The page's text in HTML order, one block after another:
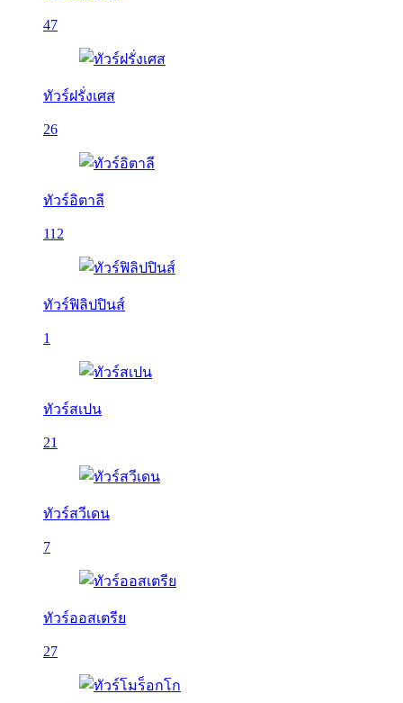
47
ทัวร์ฝรั่งเศส
26
ทัวร์อิตาลี
112
ทัวร์ฟิลิปปินส์
1
ทัวร์สเปน
21
ทัวร์สวีเดน
7
ทัวร์ออสเตรีย
27